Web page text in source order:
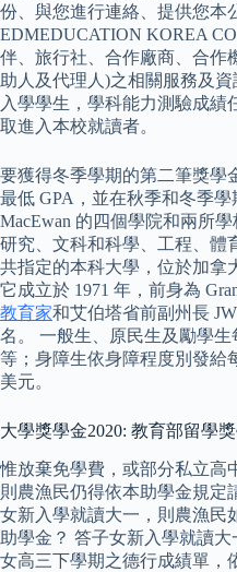
份、與您進行連絡、提供您本
EDMEDUCATION KOREA
伴、旅行社、合作廠商、合作
助人及代理人)之相關服務及
入學學生，學科能力測驗成績
取進入本校就讀者。
要獲得冬季學期的第二筆獎學
最低 GPA，並在秋季和冬季學
MacEwan 的四個學院和兩所
研究、文科和科學、工程、體
共指定的本科大學，位於加拿
它成立於 1971 年，前身為
教育家和艾伯塔省前副州長
名。 一般生、原民生及勵學生
等；身障生依身障程度別發給
美元。
大學獎學金2020: 教育部留學
惟放棄免學費，或部分私立高
則農漁民仍得依本助學金規定
女新入學就讀大一，則農漁民
助學金？ 答子女新入學就讀
女高三下學期之德行成績單，